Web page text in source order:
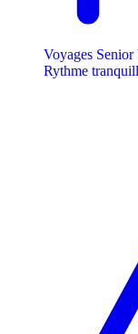
Voyages Senior
Rythme